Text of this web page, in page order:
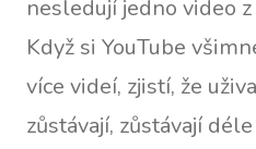
nesledují jedno video
Když si YouTube
více videí, zjistí, že
zůstávají, zůstávají